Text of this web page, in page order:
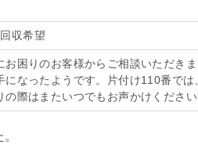
収希望
お困りのお客様からご相談いただき
になったようです。片付け110番で
際はまたいつでもお声かけください